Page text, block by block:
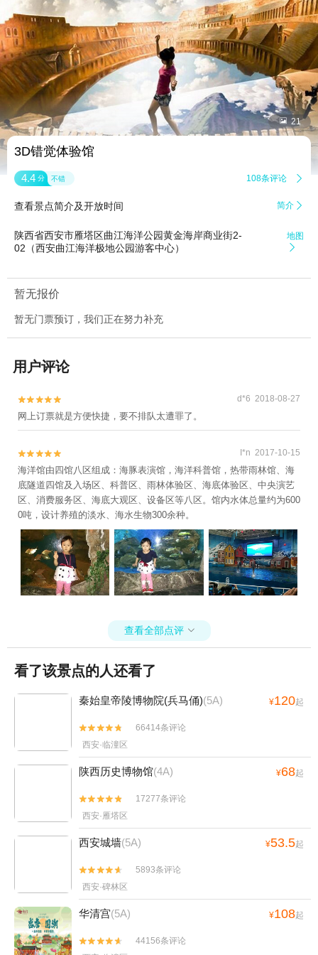
 21
3D错觉体验馆
4.4 分 不错 108条评论 
查看景点简介及开放时间 简介 
陕西省西安市雁塔区曲江海洋公园黄金海岸商业街2-
02（西安曲江海洋极地公园游客中心）
地图

暂无报价
暂无门票预订，我们正在努力补充
用户评论

 d*6 2018-08-27
网上订票就是方便快捷，要不排队太遭罪了。

 I*n 2017-10-15
海洋馆由四馆八区组成：海豚表演馆，海洋科普馆，热带雨林馆、海
底隧道四馆及入场区、科普区、雨林体验区、海底体验区、中央演艺
区、消费服务区、海底大观区、设备区等八区。馆内水体总量约为600
0吨，设计养殖的淡水、海水生物300余种。
查看全部点评 
看了该景点的人还看了
秦始皇帝陵博物院(兵马俑)(5A) ¥120起


66414条评论
西安·临潼区
陕西历史博物馆(4A) ¥68起


17277条评论
西安·雁塔区
西安城墙(5A) ¥53.5起


5893条评论
西安·碑林区
华清宫(5A) ¥108起


44156条评论
